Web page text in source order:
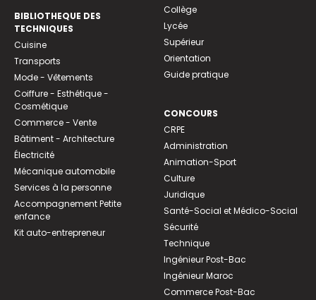
BIBLIOTHEQUE DES
TECHNIQUES
Cuisine
Transports
Mode - Vêtements
Coiffure - Esthétique -
Cosmétique
Commerce - Vente
Bâtiment - Architecture
Électricité
Mécanique automobile
Services à la personne
Accompagnement Petite
enfance
Kit auto-entrepreneur
Collège
Lycée
Supérieur
Orientation
Guide pratique
CONCOURS
CRPE
Administration
Animation-Sport
Culture
Juridique
Santé-Social et Médico-Social
Sécurité
Technique
Ingénieur Post-Bac
Ingénieur Maroc
Commerce Post-Bac